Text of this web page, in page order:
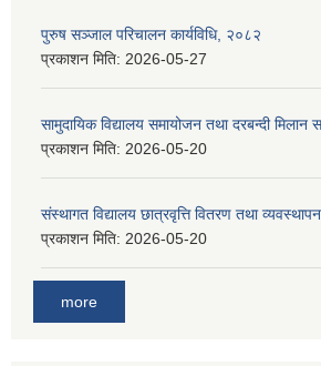
पुरुष सञ्जाल परिचालन कार्यविधि, २०८२
प्रकाशन मिति: 2026-05-27
सामुदायिक विद्यालय समायोजन तथा दरबन्दी मिलान
प्रकाशन मिति: 2026-05-20
संस्थागत विद्यालय छात्रवृत्ति वितरण तथा
प्रकाशन मिति: 2026-05-20
more